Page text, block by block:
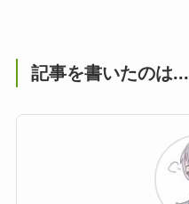
記事を書いたのは...